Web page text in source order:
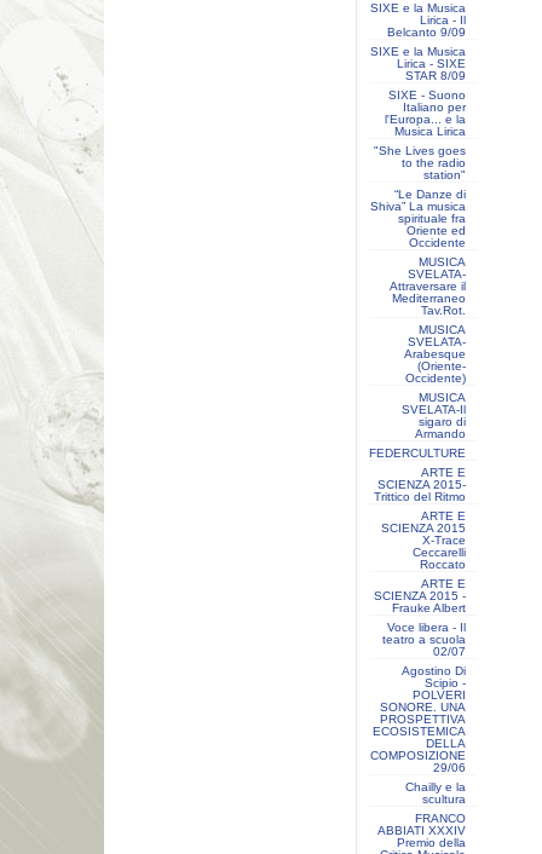
SIXE e la Musica
Lirica - Il
Belcanto 9/09
SIXE e la Musica
Lirica - SIXE
STAR 8/09
SIXE - Suono
Italiano per
l'Europa... e la
Musica Lirica
"She Lives goes
to the radio
station"
“Le Danze di
Shiva” La musica
spirituale fra
Oriente ed
Occidente
MUSICA
SVELATA-
Attraversare il
Mediterraneo
Tav.Rot.
MUSICA
SVELATA-
Arabesque
(Oriente-
Occidente)
MUSICA
SVELATA-Il
sigaro di
Armando
FEDERCULTURE
ARTE E
SCIENZA 2015-
Trittico del Ritmo
ARTE E
SCIENZA 2015
X-Trace
Ceccarelli
Roccato
ARTE E
SCIENZA 2015 -
Frauke Albert
Voce libera - Il
teatro a scuola
02/07
Agostino Di
Scipio -
POLVERI
SONORE. UNA
PROSPETTIVA
ECOSISTEMICA
DELLA
COMPOSIZIONE
29/06
Chailly e la
scultura
FRANCO
ABBIATI XXXIV
Premio della